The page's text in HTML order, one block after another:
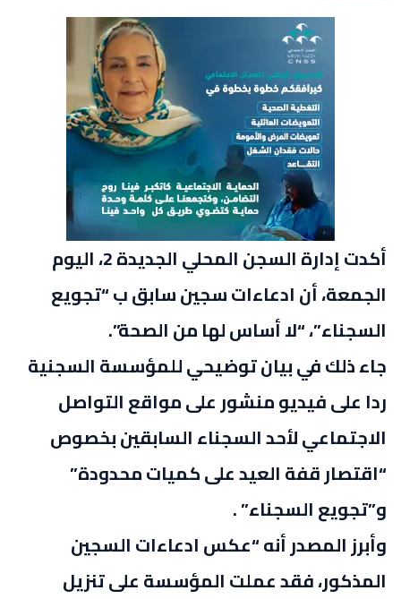
أكدت إدارة السجن المحلي الجديدة 2، اليوم
الجمعة، أن ادعاءات سجين سابق ب “تجويع
السجناء”، “لا أساس لها من الصحة”.
جاء ذلك في بيان توضيحي للمؤسسة السجنية
ردا على فيديو منشور على مواقع التواصل
الاجتماعي لأحد السجناء السابقين بخصوص
“اقتصار قفة العيد على كميات محدودة”
و”تجويع السجناء” .
وأبرز المصدر أنه “عكس ادعاءات السجين
المذكور، فقد عملت المؤسسة على تنزيل